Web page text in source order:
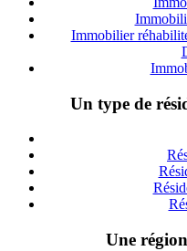
Immobilier
Un type de
Une